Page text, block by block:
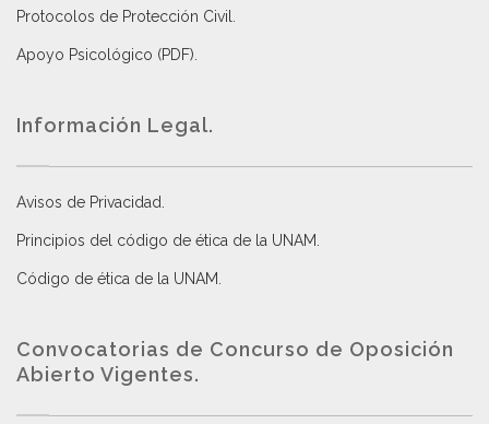
Protocolos de Protección Civil
Apoyo Psicológico (PDF)
Información Legal.
Avisos de Privacidad
Principios del código de ética de la UNAM
Código de ética de la UNAM
Convocatorias de Concurso de Oposición
Abierto Vigentes.